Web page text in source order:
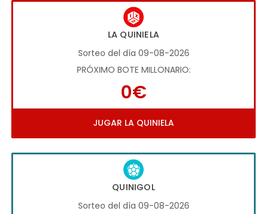
LA QUINIELA
Sorteo del día 09-08-2026
PRÓXIMO BOTE MILLONARIO:
0€
JUGAR LA QUINIELA
QUINIGOL
Sorteo del día 09-08-2026